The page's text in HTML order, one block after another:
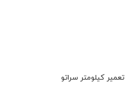
تعمیر کیلومتر سراتو